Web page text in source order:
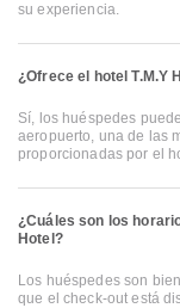
su experiencia.
¿Ofrece el hotel T.M.Y
Sí, los huéspedes
aeropuerto, una de las
proporcionadas por el
¿Cuáles son los
Hotel?
Los huéspedes son
que el check-out está